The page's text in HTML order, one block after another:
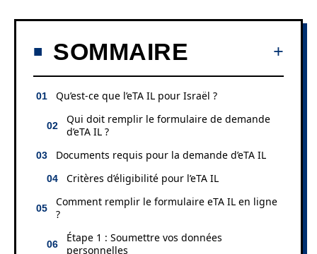
SOMMAIRE
Qu’est-ce que l’eTA IL pour Israël ?
Qui doit remplir le formulaire de demande
d’eTA IL ?
Documents requis pour la demande d’eTA IL
Critères d’éligibilité pour l’eTA IL
Comment remplir le formulaire eTA IL en ligne
?
Étape 1 : Soumettre vos données
personnelles